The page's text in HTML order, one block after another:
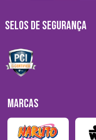
SELOS DE SEGURANÇA
MARCAS